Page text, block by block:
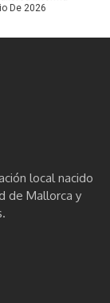
De 2026
local nacido
de Mallorca y